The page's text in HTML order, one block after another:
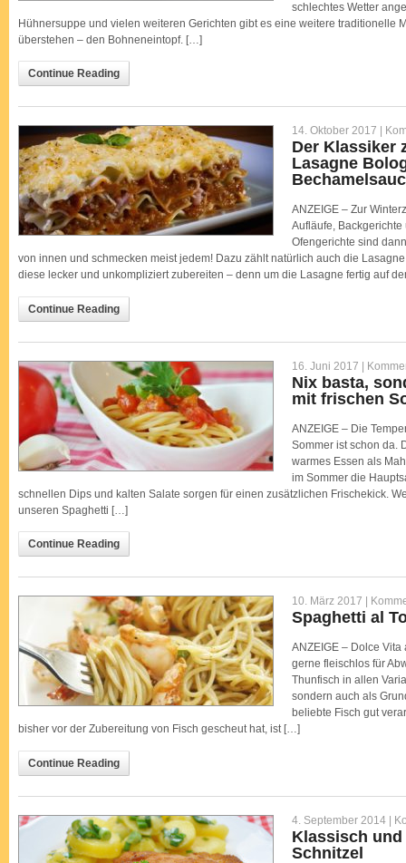
schlechtes Wetter
Hühnersuppe und vielen weiteren Gerichten gibt es eine weitere traditionelle
überstehen – den Bohneneintopf. […]
Continue Reading
14. Oktober 2017 |
Der Klassiker
Lasagne
ANZEIGE – Zur
Aufläufe,
Ofengerichte sind
von innen und schmecken meist jedem! Dazu zählt natürlich auch die
diese lecker und unkompliziert zubereiten – denn um die Lasagne fertig auf
Continue Reading
16. Juni 2017 |
Nix basta,
mit frischen
ANZEIGE – Die
Sommer ist schon da.
warmes Essen als
im Sommer die
schnellen Dips und kalten Salate sorgen für einen zusätzlichen Frischekick.
unseren Spaghetti […]
Continue Reading
10. März 2017 |
Spaghetti al
ANZEIGE – Dolce
gerne fleischlos für
Thunfisch in allen
sondern auch als
beliebte Fisch gut
bisher vor der Zubereitung von Fisch gescheut hat, ist […]
Continue Reading
4. September 2014 |
Klassisch
Schnitzel